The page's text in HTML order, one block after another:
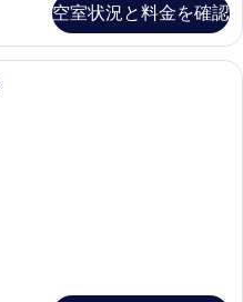
空室状況と料金を確認
ミニバー、セーフティボックス (室